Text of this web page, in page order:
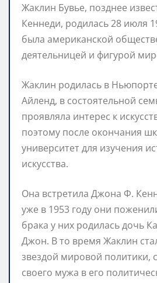
Жаклин Бувье, позднее
Кеннеди, родилась 28 июля
была американской
деятельницей и фигурой
Жаклин родилась в
Айленд, в состоятельной
проявляла интерес к
поэтому после окончания
университет для изучения
искусства.
Она встретила Джона Ф.
уже в 1953 году они
брака у них родилась дочь
Джон. В то время Жаклин
звездой мировой политики,
своего мужа в его